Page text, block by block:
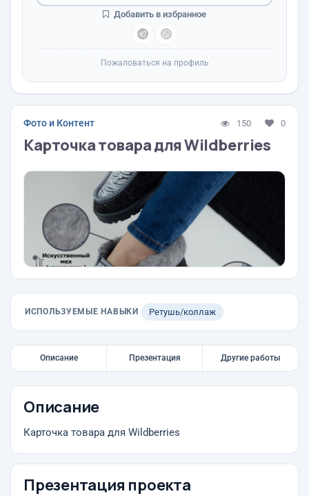
Добавить в избранное
Пожаловаться на профиль
Фото и Контент 150 0
Карточка товара для Wildberries
ИСПОЛЬЗУЕМЫЕ НАВЫКИ Ретушь/коллаж
Описание Презентация Другие работы
Описание
Карточка товара для Wildberries
Презентация проекта